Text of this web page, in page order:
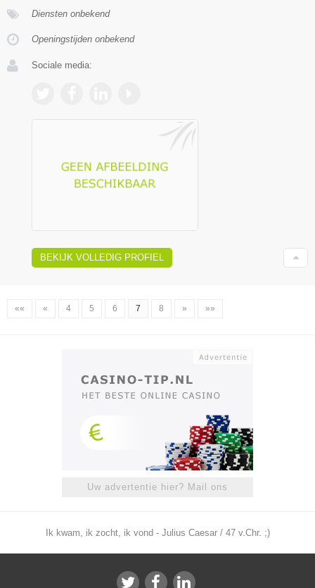
Diensten onbekend
Openingstijden onbekend
Sociale media:
BEKIJK VOLLEDIG PROFIEL
«« « 4 5 6 7 8 » »»
Uw advertentie hier? Mail ons
Ik kwam, ik zocht, ik vond - Julius Caesar / 47 v.Chr. ;)